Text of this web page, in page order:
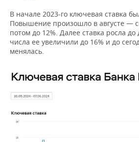
В начале 2023-го ключевая ставка
Повышение произошло в августе —
потом до 12%. Далее ставка росла
числа ее увеличили до 16% и до
менялась.